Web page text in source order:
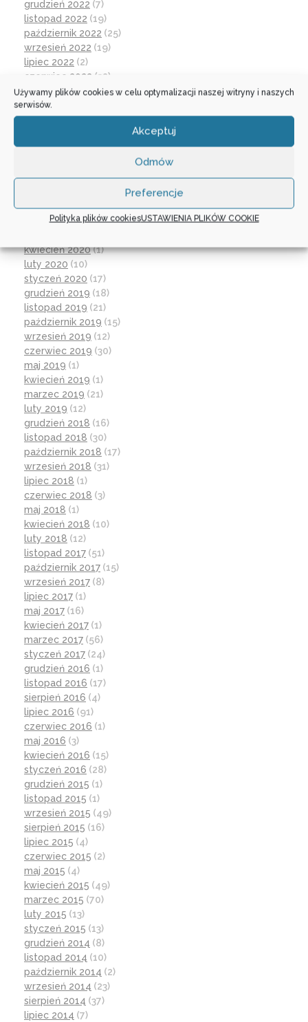
Używamy plików cookies w celu optymalizacji naszej witryny i naszych
serwisów.
Akceptuj
Odmów
Preferencje
Polityka plików cookiesUSTAWIENIA PLIKÓW COOKIE
grudzień 2022 (7)
listopad 2022 (19)
październik 2022 (25)
wrzesień 2022 (19)
lipiec 2022 (2)
czerwiec 2022 (32)
maj 2022(14)
kwiecień 2022
marzec 2022(16)
wrzesień 2021(28)
lipiec 2021(2)
wrzesień 2020(23)
czerwiec 2020(19)
kwiecień 2020(1)
luty 2020 (10)
styczeń 2020 (17)
grudzień 2019 (18)
listopad 2019 (21)
październik 2019 (15)
wrzesień 2019 (12)
czerwiec 2019 (30)
maj 2019 (1)
kwiecień 2019 (1)
marzec 2019 (21)
luty 2019 (12)
grudzień 2018 (16)
listopad 2018 (30)
październik 2018 (17)
wrzesień 2018 (31)
lipiec 2018 (1)
czerwiec 2018 (3)
maj 2018 (1)
kwiecień 2018 (10)
luty 2018 (12)
listopad 2017 (51)
październik 2017 (15)
wrzesień 2017 (8)
lipiec 2017 (1)
maj 2017 (16)
kwiecień 2017 (1)
marzec 2017 (56)
styczeń 2017 (24)
grudzień 2016 (1)
listopad 2016 (17)
sierpień 2016 (4)
lipiec 2016 (91)
czerwiec 2016 (1)
maj 2016 (3)
kwiecień 2016 (15)
styczeń 2016 (28)
grudzień 2015 (1)
listopad 2015 (1)
wrzesień 2015 (49)
sierpień 2015 (16)
lipiec 2015 (4)
czerwiec 2015 (2)
maj 2015 (4)
kwiecień 2015 (49)
marzec 2015 (70)
luty 2015 (13)
styczeń 2015 (13)
grudzień 2014 (8)
listopad 2014 (10)
październik 2014 (2)
wrzesień 2014 (23)
sierpień 2014 (37)
lipiec 2014 (7)